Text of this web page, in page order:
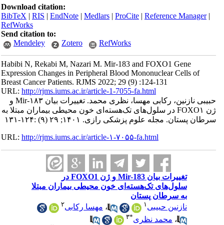
Download citation:
BibTeX|RIS|EndNote|Medlars|ProCite|Reference Manager
RefWorks
Send citation to:
Mendeley
Zotero RefWorks
Habibi N, Rekabi M, Nazari M. Mir-183 and FOXO1 Gene
Expression Changes in Peripheral Blood Mononuclear Cells of
Breast Cancer Patients. RJMS 2022; 29 (9) :124-131
URL:http://rjms.iums.ac.ir/article-1-7055-fa.html
حبیبی نازنین، رکابی مهسا، نظری محمد. تغییرات بیان Mir-۱۸۳ و
ژن FOXO۱ در سلول‌های تک‌هسته‌ای خون محیطی بیماران مبتلا به
سرطان پستان. مجله علوم پزشکی رازی. ۱۴۰۱; ۲۹ (۹) :۱۲۴-۱۳۱
URL:http://rjms.iums.ac.ir/article-۱-۷۰۵۵-fa.html
تغییرات بیان Mir-183 و ژن FOXO1 در
سلول‌های تک‌هسته‌ای خون محیطی بیماران مبتلا
به سرطان پستان
نازنین حبیبی
،مهسا رکابی
،محمد نظری ۳